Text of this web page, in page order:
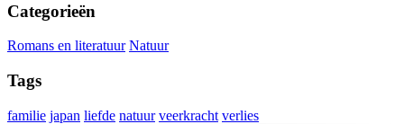
Categorieën
Romans en literatuur Natuur
Tags
familie japan liefde natuur veerkracht verlies